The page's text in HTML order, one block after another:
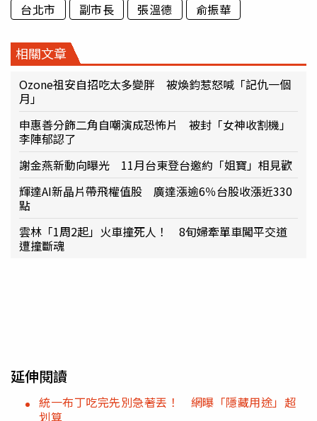
台北市 副市長 張溫德 俞振華
相關文章
Ozone祖安自招吃太多變胖 被煥鈞惹怒喊「記仇一個
月」
申惠善分飾二角自嘲演成恐怖片 被封「女神收割機」
李陣郁認了
謝金燕新動向曝光 11月台東登台邀約「姐寶」相見歡
輝達AI新晶片帶飛權值股 廣達漲逾6％台股收漲近330
點
雲林「1周2起」火車撞死人！ 8旬婦牽單車闖平交道
遭撞斷魂
延伸閱讀
統一布丁吃完先別急著丟！ 網曝「隱藏用途」超
划算